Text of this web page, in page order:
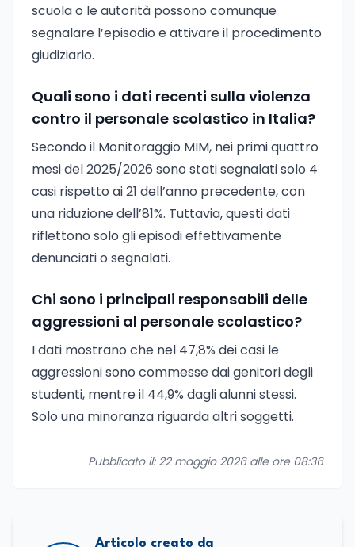
scuola o le autorità possono comunque
segnalare l’episodio e attivare il procedimento
giudiziario.
Quali sono i dati recenti sulla violenza
contro il personale scolastico in Italia?
Secondo il Monitoraggio MIM, nei primi quattro
mesi del 2025/2026 sono stati segnalati solo 4
casi rispetto ai 21 dell’anno precedente, con
una riduzione dell’81%. Tuttavia, questi dati
riflettono solo gli episodi effettivamente
denunciati o segnalati.
Chi sono i principali responsabili delle
aggressioni al personale scolastico?
I dati mostrano che nel 47,8% dei casi le
aggressioni sono commesse dai genitori degli
studenti, mentre il 44,9% dagli alunni stessi.
Solo una minoranza riguarda altri soggetti.
Pubblicato il: 22 maggio 2026 alle ore 08:36
Articolo creato da